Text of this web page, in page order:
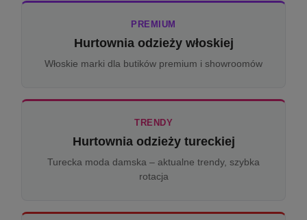
PREMIUM
Hurtownia odzieży włoskiej
Włoskie marki dla butików premium i showroomów
TRENDY
Hurtownia odzieży tureckiej
Turecka moda damska – aktualne trendy, szybka
rotacja